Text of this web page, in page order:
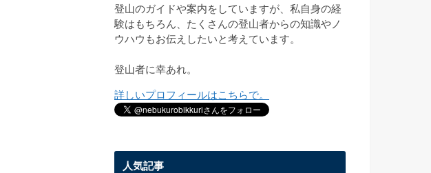
登山のガイドや案内をしていますが、私自身の経
験はもちろん、たくさんの登山者からの知識やノ
ウハウもお伝えしたいと考えています。
登山者に幸あれ。
詳しいプロフィールはこちらで。
人気記事